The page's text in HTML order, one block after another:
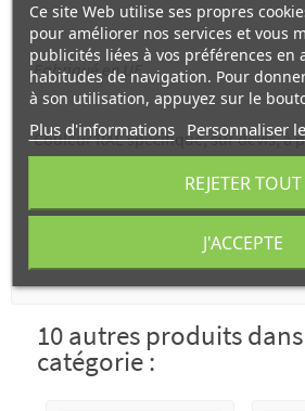
Fabriqué en UE
Couleur RAL spécifique, sur devis, à
10 autres produits
catégorie :
Ce site Web utilise ses propres
pour améliorer nos services et vous
publicités liées à vos préférences en
habitudes de navigation. Pour
à son utilisation, appuyez sur le
Plus d'informations Personnaliser
REJETER TOUT
J'ACCEPTE